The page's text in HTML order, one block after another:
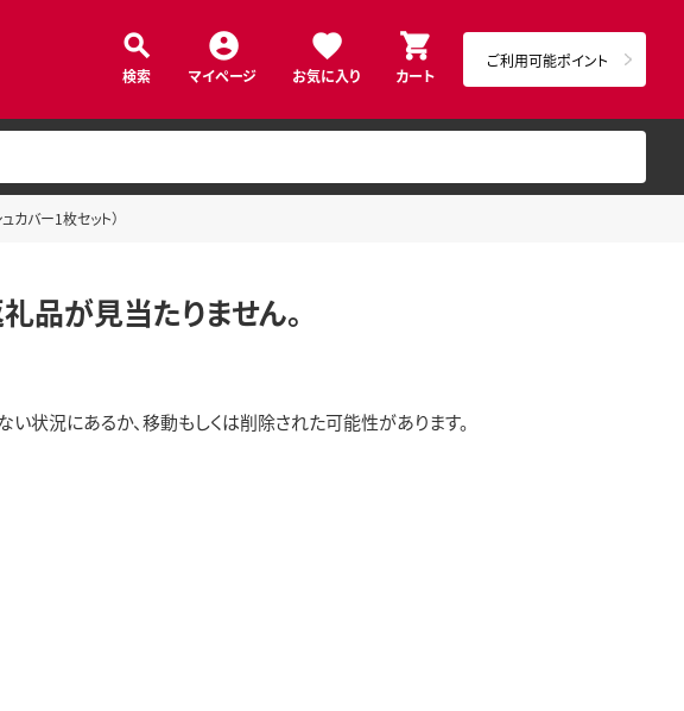
検索 マイページ お気に入り カート
ご利用可能ポイント
カバー1枚セット）
品が見当たりません。
状況にあるか、移動もしくは削除された可能性があります。